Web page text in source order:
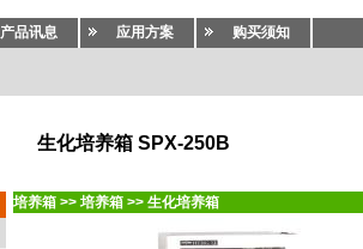
产品讯息 应用方案 购买须知
生化培养箱 SPX-250B
培养箱 >> 培养箱 >> 生化培养箱